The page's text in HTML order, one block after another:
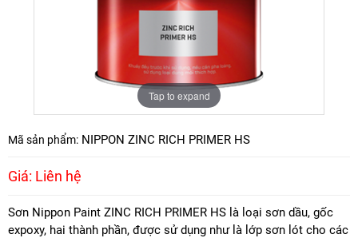
Tap to expand
Mã sản phẩm: NIPPON ZINC RICH PRIMER HS
Giá: Liên hệ
Sơn Nippon Paint ZINC RICH PRIMER HS là loại sơn dầu, gốc
expoxy, hai thành phần, được sử dụng như là lớp sơn lót cho các